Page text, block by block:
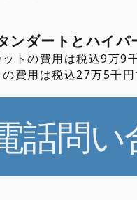
ンダートとハイ
トの費用は税込9万9千
費用は税込27万5千円
話問